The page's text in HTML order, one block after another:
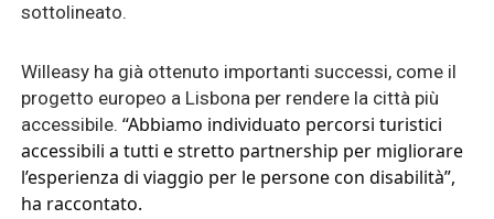
sottolineato.
Willeasy ha già ottenuto importanti successi, come il
progetto europeo a Lisbona per rendere la città più
accessibile.“Abbiamo individuato percorsi turistici
accessibili a tutti e stretto partnership per migliorare
l’esperienza di viaggio per le persone con disabilità”,
ha raccontato.